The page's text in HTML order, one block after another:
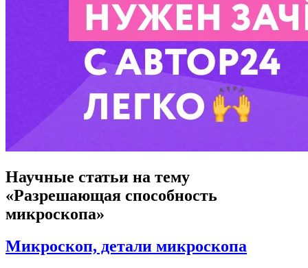
Научные статьи на тему
«Разрешающая способность
микроскопа»
Микроскоп, детали микроскопа